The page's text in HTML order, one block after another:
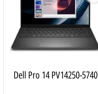
Dell Pro 14 PV14250-5740